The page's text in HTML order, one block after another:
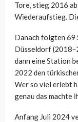
Tore, stieg 2016
Wiederaufstieg.
Danach folgten 69
Düsseldorf
dann eine Station
2022 den
Wer so viel erlebt
genau das machte
Anfang Juli 2024